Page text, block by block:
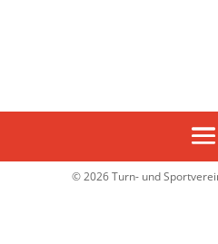
© 2026 Turn- und